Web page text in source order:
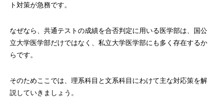
ト対策が急務です。
なぜなら、共通テストの成績を合否判定に用いる医学部は、国公
立大学医学部だけではなく、私立大学医学部にも多く存在するか
らです。
そのためここでは、理系科目と文系科目にわけて主な対応策を解
説していきましょう。